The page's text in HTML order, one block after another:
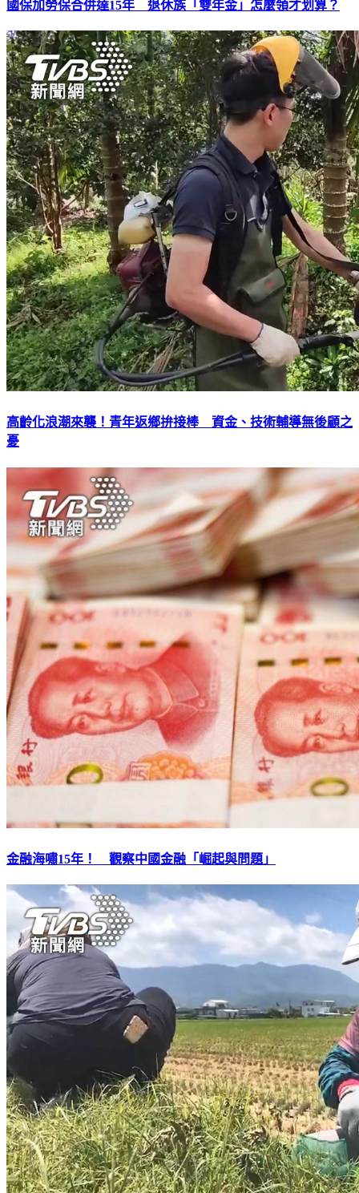
國保加勞保合併達15年 退休族「雙年金」怎麼領才划算？
高齡化浪潮來襲！青年返鄉拚接棒 資金、技術輔導無後顧之
憂
金融海嘯15年！ 觀察中國金融「崛起與問題」